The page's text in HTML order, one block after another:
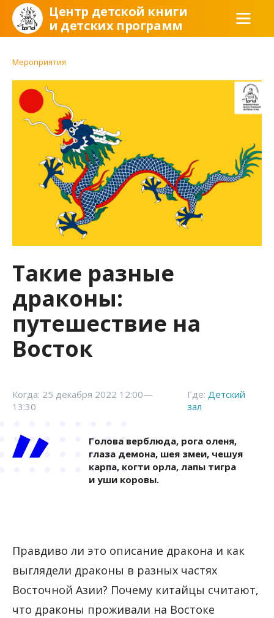
Центр детской книги
и детских программ
Мероприятия
Такие разные
драконы:
путешествие на
Восток
Когда: 25 декабря 2022 12:00—
13:30
Где:Детский
зал
Голова верблюда, рога оленя,
глаза демона, шея змеи, чешуя
карпа, когти орла, лапы тигра
и уши коровы.
Правдиво ли это описание дракона и как
выглядели драконы в разных частях
Восточной Азии? Почему китайцы считают,
что драконы проживали на Востоке